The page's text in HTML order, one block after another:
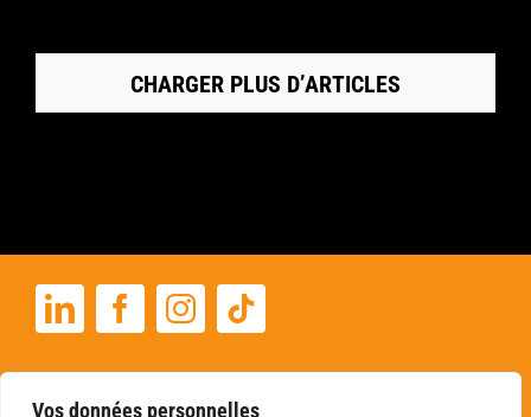
Vos données personnelles
CHARGER PLUS D’ARTICLES